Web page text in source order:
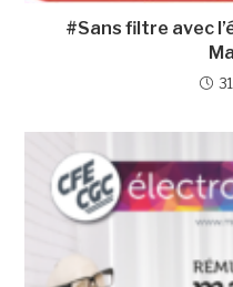
#Sans filtre avec